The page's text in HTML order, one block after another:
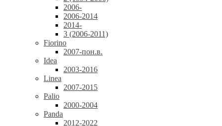
2006-
2006-2014
2014-
3 (2006-2011)
Fiorino
2007-пон.в.
Idea
2003-2016
Linea
2007-2015
Palio
2000-2004
Panda
2012-2022